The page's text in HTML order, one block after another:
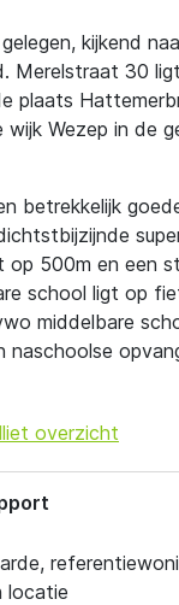
kijkend
Merelstraat 30
plaats
Wezep in de
betrekkelijk
op 500m en een
school ligt op
middelbare
naschoolse
overzicht
locatie